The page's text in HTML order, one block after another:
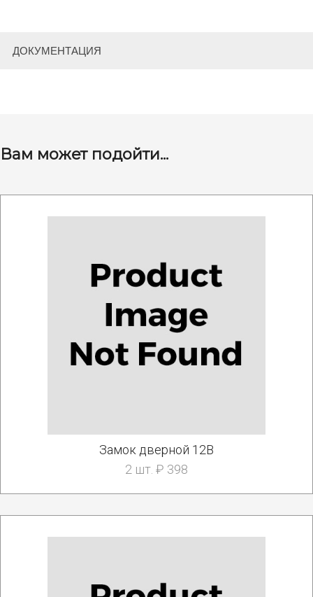
ДОКУМЕНТАЦИЯ
Вам может подойти...
Замок дверной 12В
2 шт. ₽ 398